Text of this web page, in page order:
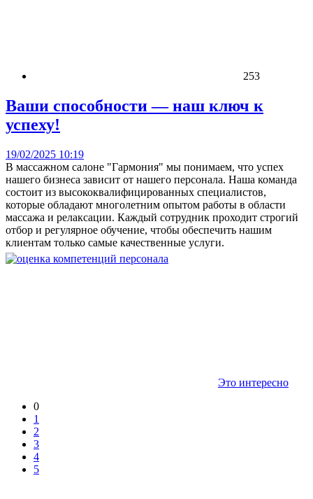
253
Ваши способности — наш ключ к
успеху!
19/02/2025 10:19
В массажном салоне "Гармония" мы понимаем, что успех
нашего бизнеса зависит от нашего персонала. Наша команда
состоит из высококвалифицированных специалистов,
которые обладают многолетним опытом работы в области
массажа и релаксации. Каждый сотрудник проходит строгий
отбор и регулярное обучение, чтобы обеспечить нашим
клиентам только самые качественные услуги.
Это интересно
0
1
2
3
4
5